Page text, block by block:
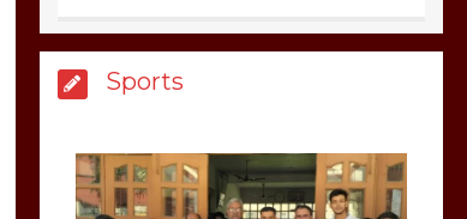
कर होलिका को किया तहस
खून खराबा,
March 11, 2025
Sports